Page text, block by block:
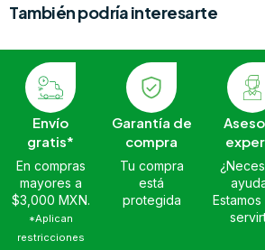
También podría interesarte
Envío
gratis*
En compras
mayores a
$3,000 MXN.
*Aplican
restricciones
Garantía de
compra
Tu compra
está
protegida